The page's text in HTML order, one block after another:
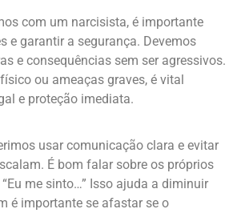
com um narcisista, é importante
e garantir a segurança. Devemos
e consequências sem ser agressivos.
ou ameaças graves, é vital
e proteção imediata.
usar comunicação clara e evitar
É bom falar sobre os próprios
me sinto…” Isso ajuda a diminuir
é importante se afastar se o